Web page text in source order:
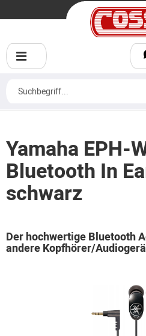
Yamaha EPH-
Bluetooth In
schwarz
Der hochwertige Bluetooth
andere Kopfhörer/